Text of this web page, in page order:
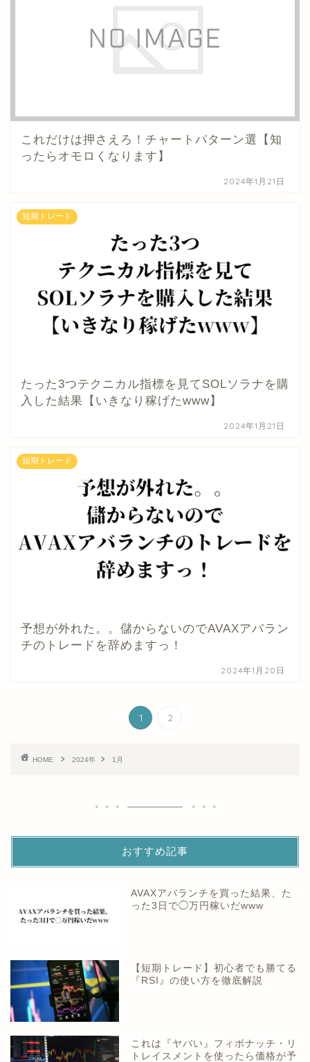
これだけは押さえろ！チャートパターン選【知
ったらオモロくなります】
2024年1月21日
短期トレード
たった3つテクニカル指標を見てSOLソラナを購
入した結果【いきなり稼げたwww】
2024年1月21日
短期トレード
予想が外れた。。儲からないのでAVAXアバラン
チのトレードを辞めますっ！
2024年1月20日
1 2
HOME 2024年 1月
おすすめ記事
AVAXアバランチを買った結果、た
った3日で◯万円稼いだwww
【短期トレード】初心者でも勝てる
『RSI』の使い方を徹底解説
これは『ヤバい』フィボナッチ・リ
トレイスメントを使ったら価格が予